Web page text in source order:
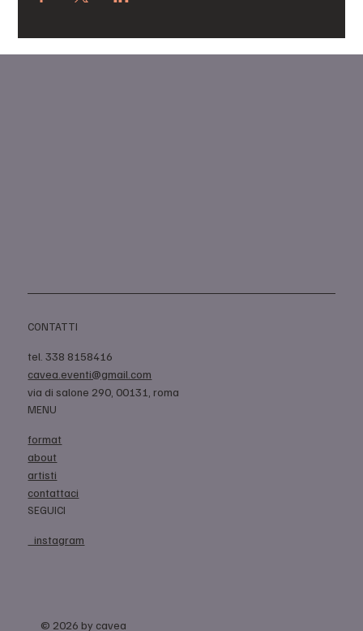
CONTATTI
tel. 338 8158416
cavea.eventi@gmail.com
via di salone 290, 00131, roma
MENU
format
about
artisti
contattaci
SEGUICI
instagram
© 2026 by cavea